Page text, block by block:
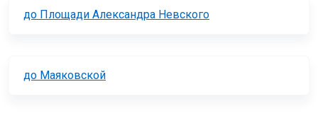
до Площади Александра Невского
до Маяковской